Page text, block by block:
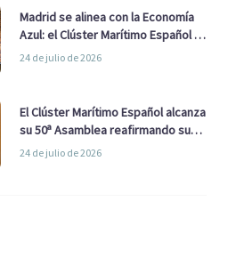
Madrid se alinea con la Economía
Azul: el Clúster Marítimo Español y
la Real Liga Naval avanzan alianzas
24 de julio de 2026
El Clúster Marítimo Español alcanza
su 50ª Asamblea reafirmando su
liderazgo en la Economía Azul
24 de julio de 2026